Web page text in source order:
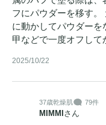
フにパウダーを移す
に動かしてパウダー
甲などで一度オフして
2025/10/22
37歳乾燥肌 79件
MIMMI さん